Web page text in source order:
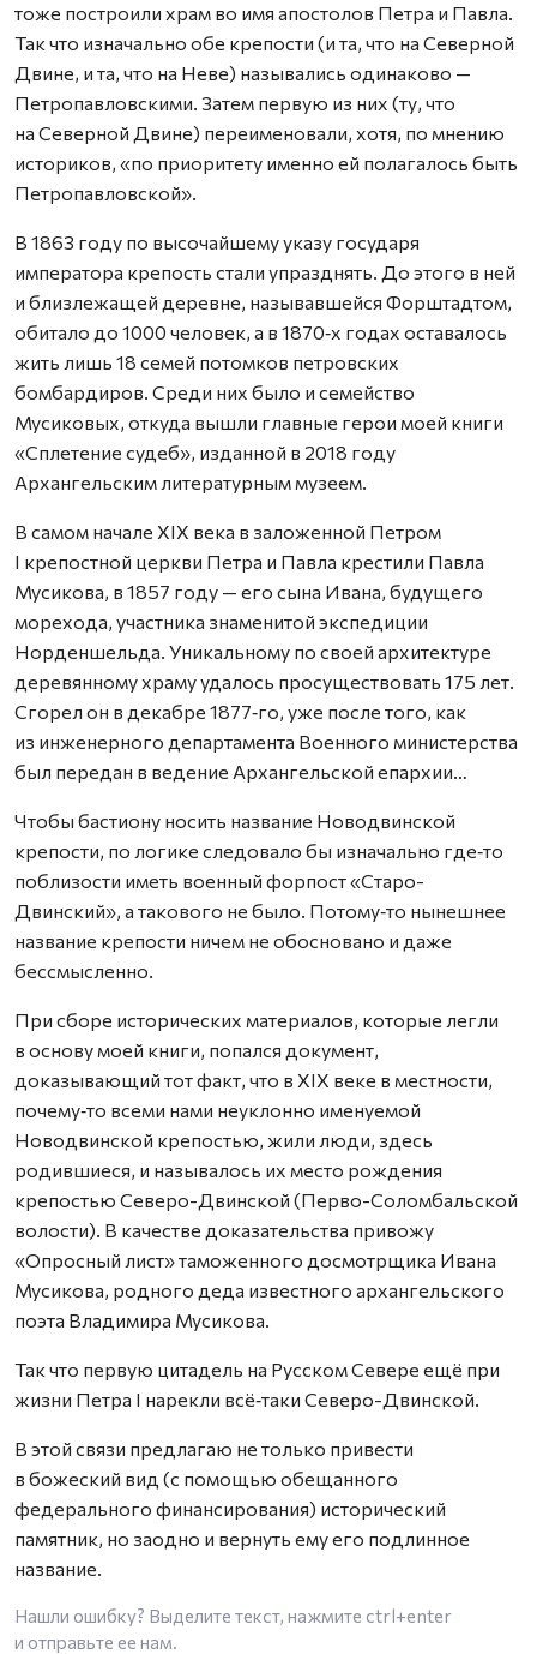
тоже построили храм во имя апостолов Петра и Павла.
Так что изначально обе крепости (и та, что на Северной
Двине, и та, что на Неве) назывались одинаково —
Петропавловскими. Затем первую из них (ту, что
на Северной Двине) переименовали, хотя, по мнению
историков, «по приоритету именно ей полагалось быть
Петропавловской».
В 1863 году по высочайшему указу государя
императора крепость стали упразднять. До этого в ней
и близлежащей деревне, называвшейся Форштадтом,
обитало до 1000 человек, а в 1870‑х годах оставалось
жить лишь 18 семей потомков петровских
бомбардиров. Среди них было и семейство
Мусиковых, откуда вышли главные герои моей книги
«Сплетение судеб», изданной в 2018 году
Архангельским литературным музеем.
В самом начале XIX века в заложенной Петром
I крепостной церкви Петра и Павла крестили Павла
Мусикова, в 1857 году — его сына Ивана, будущего
морехода, участника знаменитой экспедиции
Норденшельда. Уникальному по своей архитектуре
деревянному храму удалось просуществовать 175 лет.
Сгорел он в декабре 1877‑го, уже после того, как
из инженерного департамента Военного министерства
был передан в ведение Архангельской епархии…
Чтобы бастиону носить название Ново­двинской
крепости, по логике следовало бы изначально где‑то
поблизости иметь военный форпост «Старо-
Двинский», а такового не было. Потому‑то нынешнее
название крепости ничем не обосновано и даже
бессмысленно.
При сборе исторических материалов, которые легли
в основу моей книги, попался документ,
доказывающий тот факт, что в XIX веке в местности,
почему‑то всеми нами неуклонно именуемой
Новодвинской крепостью, жили люди, здесь
родившиеся, и называлось их место рождения
крепостью Северо-Двинской (Перво-Соломбальской
волости). В качестве доказательства привожу
«Опросный лист» таможенного досмотрщика Ивана
Мусикова, родного деда известного архангельского
поэта Владимира Мусикова.
Так что первую цитадель на Русском Севере ещё при
жизни Петра I нарекли всё‑таки Северо-Двинской.
В этой связи предлагаю не только привести
в божеский вид (с помощью обещанного
федерального финансирования) исторический
памятник, но заодно и вернуть ему его подлинное
название.
Нашли ошибку? Выделите текст, нажмите ctrl+enter
и отправьте ее нам.